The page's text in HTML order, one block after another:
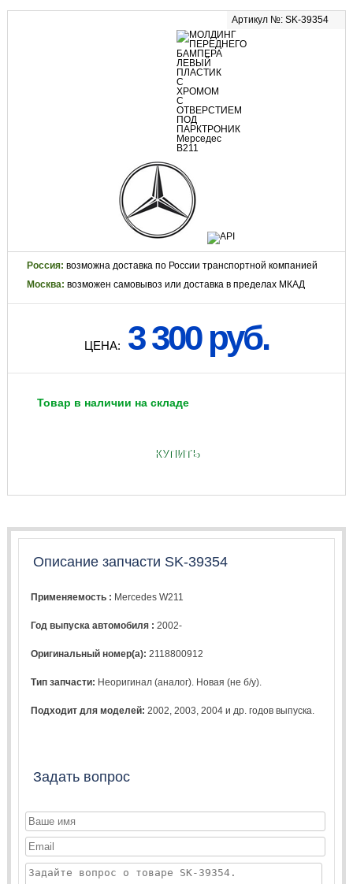
Артикул №: SK-39354
Россия: возможна доставка по России транспортной компанией
Москва: возможен самовывоз или доставка в пределах МКАД
ЦЕНА: 3 300 руб.
Товар в наличии на складе
КУПИТЬ
Описание запчасти SK-39354
Применяемость : Mercedes W211
Год выпуска автомобиля :2002-
Оригинальный номер(а):2118800912
Тип запчасти: Неоригинал (аналог). Новая (не б/у).
Подходит для моделей: 2002 ,2003 ,2004 и др. годов выпуска.
Задать вопрос